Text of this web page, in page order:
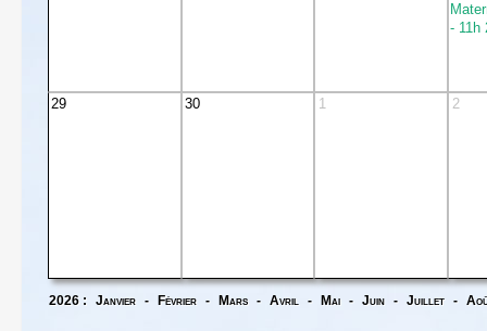
- 11h
29 30 1 2
2026 : Janvier - Février - Mars - Avril - Mai - Juin - Juillet -